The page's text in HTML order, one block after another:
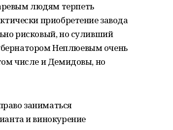
людям терпеть
приобретение завода
рисковый, но суливший
Неплюевым очень
числе и Демидовы, но
заниматься
и винокурение